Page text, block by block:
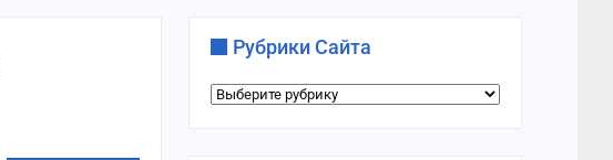
Рубрики Сайта
Рубрики